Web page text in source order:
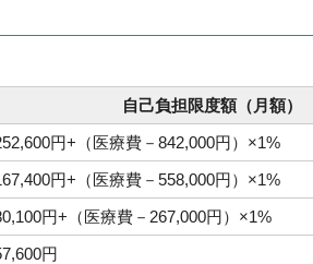
自己負担限度額（月額）
円+（医療費－842,000円）×1%
円+（医療費－558,000円）×1%
円+（医療費－267,000円）×1%
円